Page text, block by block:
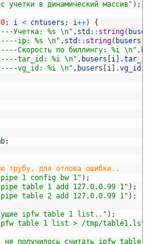
учетки в динамический массив" ) ;
0; i < cntusers ; i++)
{
Учетка: %s \n" , std :: string(
ip: %s \n" , std :: string( busers
Скорость по биллингу: %i \n" ,
tar_id: %i \n" , busers i .tar_id
vg_id: %i \n" , busers i .vg_id
;
трубу, для отлова ошибки..
1 config bw 1" ) ;
table 1 add 127.0.0.99 1" ) ;
table 2 add 127.0.0.99 1" ) ;
ipfw table 1 list.." ) ;
table 1 list > /tmp/table1.lst"
не получилось считать ipfw